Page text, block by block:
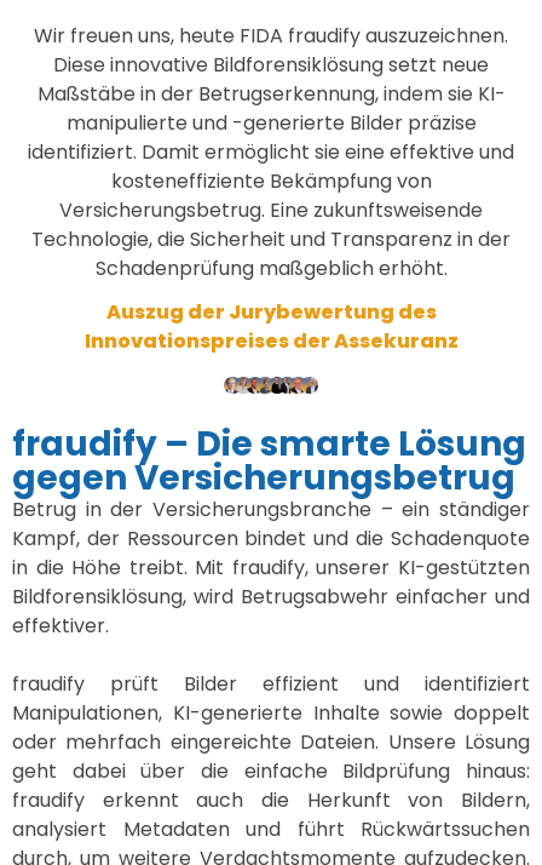
Wir freuen uns, heute FIDA fraudify auszuzeichnen.
Diese innovative Bildforensiklösung setzt neue
Maßstäbe in der Betrugserkennung, indem sie KI-
manipulierte und -generierte Bilder präzise
identifiziert. Damit ermöglicht sie eine effektive und
kosteneffiziente Bekämpfung von
Versicherungsbetrug. Eine zukunftsweisende
Technologie, die Sicherheit und Transparenz in der
Schadenprüfung maßgeblich erhöht.
Auszug der Jurybewertung des
Innovationspreises der Assekuranz
fraudify – Die smarte Lösung
gegen Versicherungsbetrug
Betrug in der Versicherungsbranche – ein ständiger
Kampf, der Ressourcen bindet und die Schadenquote
in die Höhe treibt. Mit fraudify, unserer KI-gestützten
Bildforensiklösung, wird Betrugsabwehr einfacher und
effektiver.
fraudify prüft Bilder effizient und identifiziert
Manipulationen, KI-generierte Inhalte sowie doppelt
oder mehrfach eingereichte Dateien. Unsere Lösung
geht dabei über die einfache Bildprüfung hinaus:
fraudify erkennt auch die Herkunft von Bildern,
analysiert Metadaten und führt Rückwärtssuchen
durch, um weitere Verdachtsmomente aufzudecken.